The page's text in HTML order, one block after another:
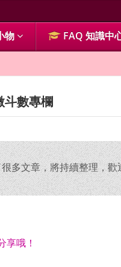
物 FAQ 知識中
斗數專欄
多文章，將持續整理，
享哦！